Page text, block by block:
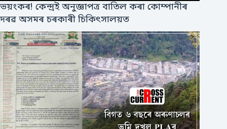
ভয়ংকৰ! কেন্দ্ৰই অনুজ্ঞাপত্ৰ বাতিল কৰা কোম্পানীৰ
দৰৱ অসমৰ চৰকাৰী চিকিৎসালয়ত